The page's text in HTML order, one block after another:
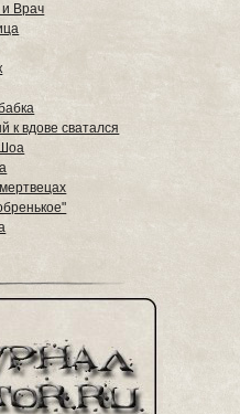
и Врач
к вдове сватался